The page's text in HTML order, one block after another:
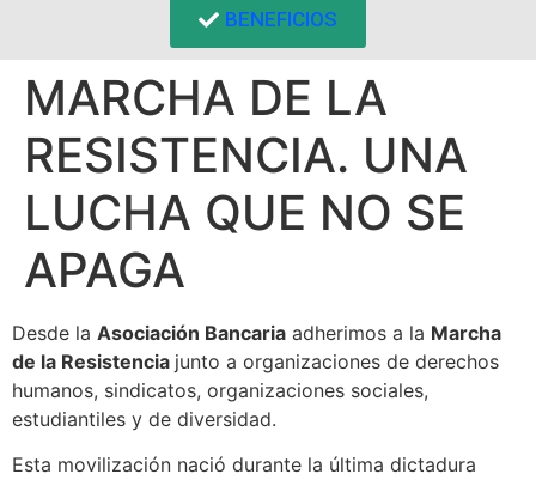
BENEFICIOS
MARCHA DE LA
RESISTENCIA. UNA
LUCHA QUE NO SE
APAGA
Desde la Asociación Bancaria adherimos a la Marcha
de la Resistencia junto a organizaciones de derechos
humanos, sindicatos, organizaciones sociales,
estudiantiles y de diversidad.
Esta movilización nació durante la última dictadura